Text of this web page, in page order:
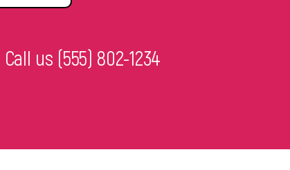
Call us (555) 802-1234